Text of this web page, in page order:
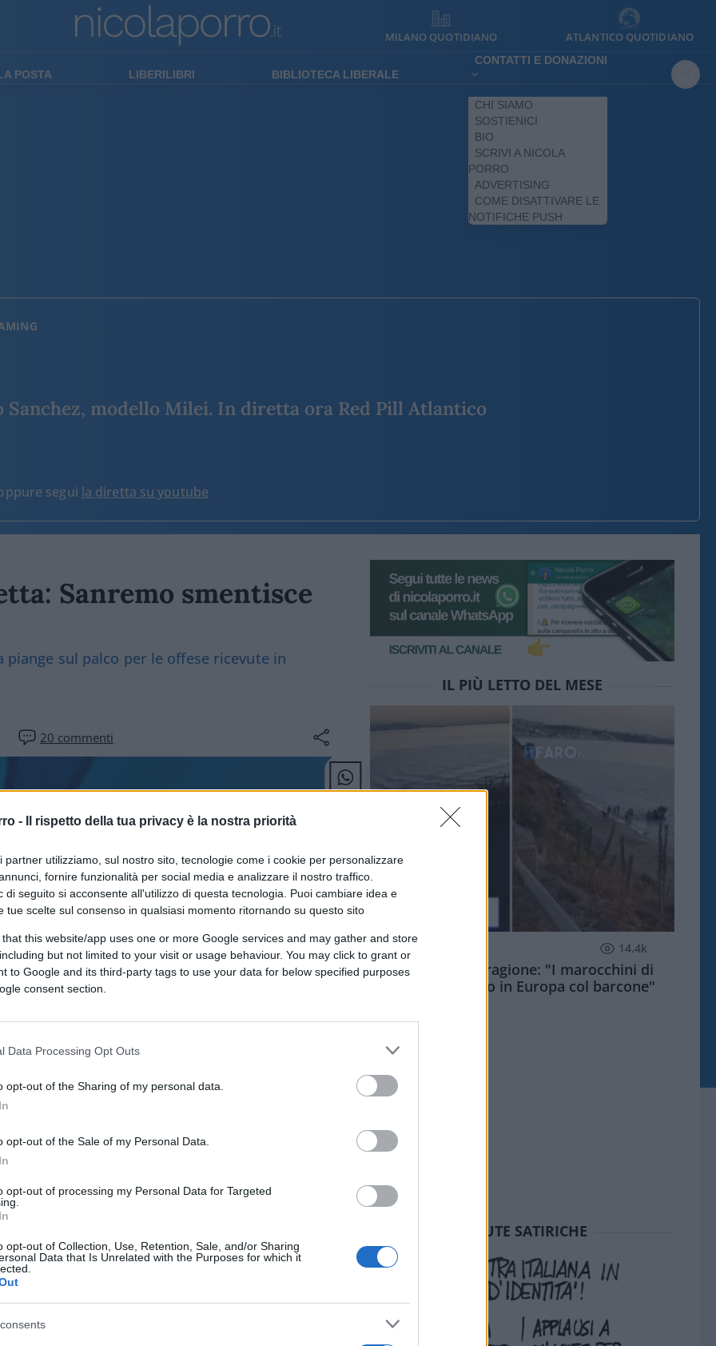
- Il rispetto della tua privacy è la nostra priorità
partner utilizziamo, sul nostro sito, tecnologie come i cookie per personalizzare
fornire funzionalità per social media e analizzare il nostro traffico.
di seguito si acconsente all'utilizzo di questa tecnologia. Puoi cambiare idea e
tue scelte sul consenso in qualsiasi momento ritornando su questo sito
that this website/app uses one or more Google services and may gather and store
but not limited to your visit or usage behaviour. You may click to grant or
to Google and its third-party tags to use your data for below specified purposes
consent section.
Data Processing Opt Outs
opt-out of the Sharing of my personal data.
opt-out of the Sale of my Personal Data.
opt-out of processing my Personal Data for Targeted
opt-out of Collection, Use, Retention, Sale, and/or Sharing
Data that Is Unrelated with the Purposes for which it
MILANO QUOTIDIANO ATLANTICO QUOTIDIANO
POSTA LIBERILIBRI BIBLIOTECA LIBERALE
CONTATTI E DONAZIONI
CHI SIAMO
SOSTIENICI
BIO
SCRIVI A NICOLA
PORRO
ADVERTISING
COME DISATTIVARE LE
NOTIFICHE PUSH
Sanchez, modello Milei. In diretta ora Red Pill Atlantico
segui la diretta su youtube
Sanremo smentisce
piange sul palco per le offese ricevute in
20 commenti
di portare avanti dei principi e di
Ora, chi vuole leggersi la più
di ieri può prendersi tre minuti per
fa sconti a nessuno
IL PIÙ LETTO DEL MESE
ESTERI 14.4k
Meloni aveva ragione: "I marocchini di
Ceuta sbarcano in Europa col barcone"
SEDUTE SATIRICHE